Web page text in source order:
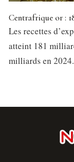
Centrafrique or :
Les recettes
atteint 181
milliards en 2024.